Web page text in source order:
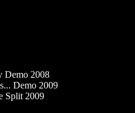
Demo 2008
Demo 2009
Split 2009